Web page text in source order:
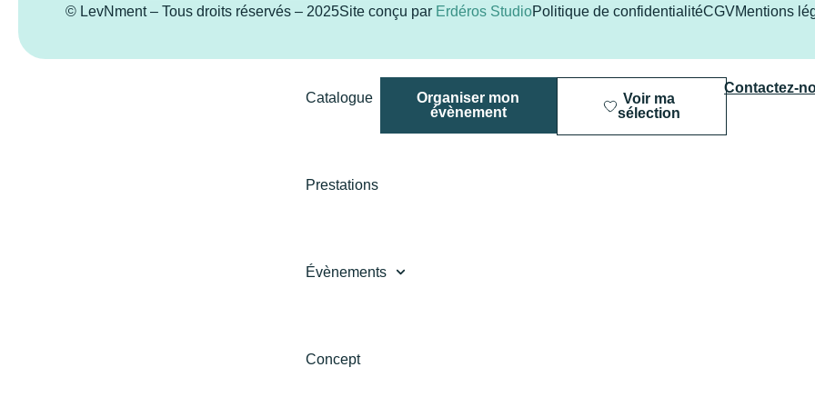
© LevNment – Tous droits réservés – 2025Site conçu par Erdéros StudioPolitique de confidentialitéCGVMentions
Catalogue
Prestations
Évènements
Concept
Organiser mon
évènement
Voir ma
sélection
Contactez-